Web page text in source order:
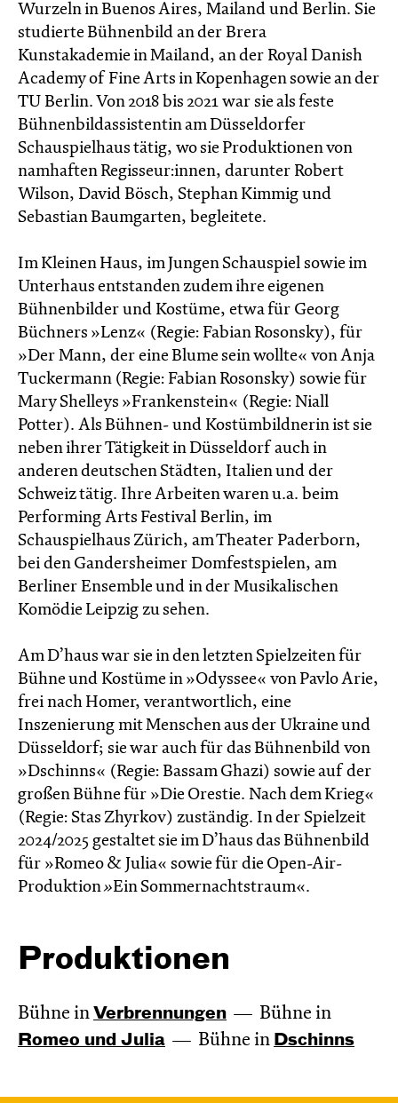
Wurzeln in Buenos Aires, Mailand und Berlin. Sie
studierte Bühnenbild an der Brera
Kunstakademie in Mailand, an der Royal Danish
Academy of Fine Arts in Kopenhagen sowie an der
TU Berlin. Von 2018 bis 2021 war sie als feste
Bühnenbildassistentin am Düsseldorfer
Schauspielhaus tätig, wo sie Produktionen von
namhaften Regisseur:innen, darunter Robert
Wilson, David Bösch, Stephan Kimmig und
Sebastian Baumgarten, begleitete.
Im Kleinen Haus, im Jungen Schauspiel sowie im
Unterhaus entstanden zudem ihre eigenen
Bühnenbilder und Kostüme, etwa für Georg
Büchners »Lenz« (Regie: Fabian Rosonsky), für
»Der Mann, der eine Blume sein wollte« von Anja
Tuckermann (Regie: Fabian Rosonsky) sowie für
Mary Shelleys »Frankenstein« (Regie: Niall
Potter). Als Bühnen- und Kostümbildnerin ist sie
neben ihrer Tätigkeit in Düsseldorf auch in
anderen deutschen Städten, Italien und der
Schweiz tätig. Ihre Arbeiten waren u.a. beim
Performing Arts Festival Berlin, im
Schauspielhaus Zürich, am Theater Paderborn,
bei den Gandersheimer Domfestspielen, am
Berliner Ensemble und in der Musikalischen
Komödie Leipzig zu sehen.
Am D’haus war sie in den letzten Spielzeiten für
Bühne und Kostüme in »Odyssee« von Pavlo Arie,
frei nach Homer, verantwortlich, eine
Inszenierung mit Menschen aus der Ukraine und
Düsseldorf; sie war auch für das Bühnenbild von
»Dschinns« (Regie: Bassam Ghazi) sowie auf der
großen Bühne für »Die Orestie. Nach dem Krieg«
(Regie: Stas Zhyrkov) zuständig. In der Spielzeit
2024/2025 gestaltet sie im D’haus das Bühnenbild
für »Romeo & Julia« sowie für die Open-Air-
Produktion»Ein Sommernachtstraum«.
Produktionen
Bühne in Verbren­nungen Bühne in
Romeo und Julia Bühne in Dschinns